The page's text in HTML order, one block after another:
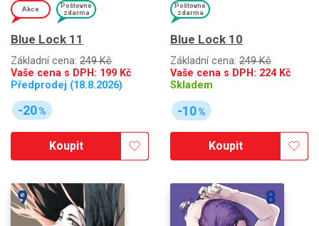
Akce
Poštovné
zdarma
Blue Lock 11
Základní cena: 249 Kč
Vaše cena s DPH: 199 Kč
Předprodej (18.8.2026)
-20%
Koupit
Poštovné
zdarma
Blue Lock 10
Základní cena: 249 Kč
Vaše cena s DPH: 224Kč
Skladem
-10%
Koupit